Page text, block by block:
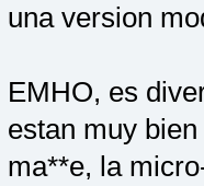
una version
EMHO, es
estan muy
ma**e, la